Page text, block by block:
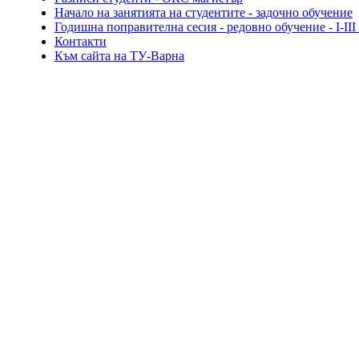
Начало на занятията на студентите - задочно обучение
Годишна поправителна сесия - редовно обучение - I-III
Контакти
Към сайта на ТУ-Варна